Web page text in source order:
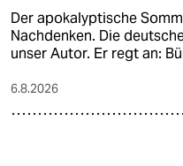
Der apokalyptische
Nachdenken. Die
unser Autor. Er regt an:
6.8.2026